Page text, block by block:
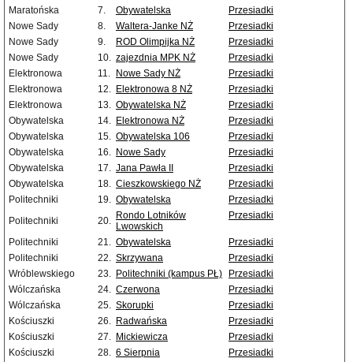
Maratońska
7. Obywatelska
Przesiadki
Nowe Sady
8. Waltera-Janke NŻ
Przesiadki
Nowe Sady
9. ROD Olimpijka NŻ
Przesiadki
Nowe Sady
10. zajezdnia MPK NŻ
Przesiadki
Elektronowa
11. Nowe Sady NŻ
Przesiadki
Elektronowa
12. Elektronowa 8 NŻ
Przesiadki
Elektronowa
13. Obywatelska NŻ
Przesiadki
Obywatelska
14. Elektronowa NŻ
Przesiadki
Obywatelska
15. Obywatelska 106
Przesiadki
Obywatelska
16. Nowe Sady
Przesiadki
Obywatelska
17. Jana Pawła II
Przesiadki
Obywatelska
18. Cieszkowskiego NŻ
Przesiadki
Politechniki
19. Obywatelska
Przesiadki
Politechniki
20. Rondo Lotników
Lwowskich
Przesiadki
Politechniki 21. Obywatelska
Przesiadki
Politechniki
22. Skrzywana
Przesiadki
Wróblewskiego
23. Politechniki (kampus PŁ)
Przesiadki
Wólczańska
24. Czerwona
Przesiadki
Wólczańska
25. Skorupki
Przesiadki
Kościuszki
26. Radwańska
Przesiadki
Kościuszki
27. Mickiewicza
Przesiadki
Kościuszki
28. 6 Sierpnia
Przesiadki